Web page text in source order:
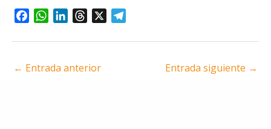
c
b
W
a
s
n
e
r
a
l
← Entrada anterior Entrada siguiente →